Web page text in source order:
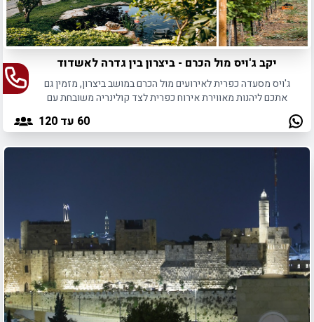
יקב ג'ויס מול הכרם - ביצרון בין גדרה לאשדוד
ג'ויס מסעדה כפרית לאירועים מול הכרם במושב ביצרון, מזמין גם
אתכם ליהנות מאווירת אירוח כפרית לצד קולינריה משובחת עם
60 עד 120